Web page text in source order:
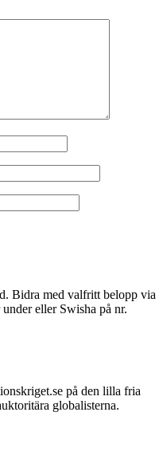
Bidra med valfritt belopp via
eller Swisha på nr.
på den lilla fria
globalisterna.